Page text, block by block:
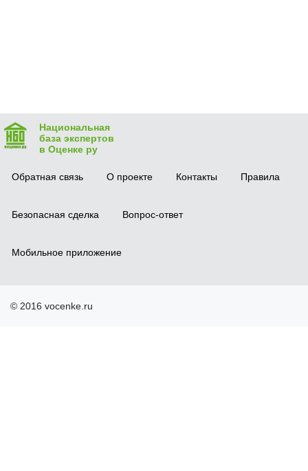
Национальная
база экспертов
в Оценке ру
Обратная связь О проекте Контакты Правила
Безопасная сделка Вопрос-ответ
Мобильное приложение
© 2016 vocenke.ru